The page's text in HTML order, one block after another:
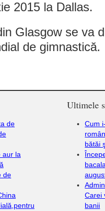
2015 la Dallas.
Glasgow se va
de gimnastică.
de
aur la
de
Ultimele
Cum
bătăi
Carei
banii